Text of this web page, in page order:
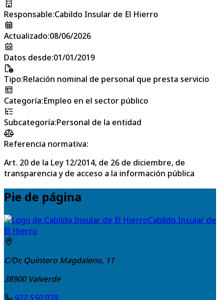
Responsable:Cabildo Insular de El Hierro
Actualizado:08/06/2026
Datos desde:01/01/2019
Tipo:Relación nominal de personal que presta servicio
Categoría:Empleo en el sector público
Subcategoría:Personal de la entidad
Referencia normativa:
Art. 20 de la Ley 12/2014, de 26 de diciembre, de
transparencia y de acceso a la información pública
Pie de página
Cabildo Insular de
El Hierro
C/Dr. Quintero Magdaleno, 11
38900 Valverde
922 550 078